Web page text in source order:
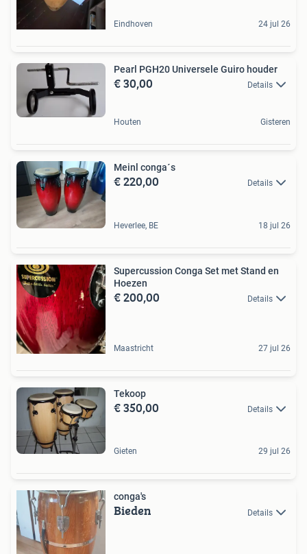
Eindhoven 24 jul 26
Pearl PGH20 Universele Guiro houder
€ 30,00 Details
Houten Gisteren
Meinl conga´s
€ 220,00 Details
Heverlee, BE 18 jul 26
Supercussion Conga Set met Stand en
Hoezen
€ 200,00 Details
Maastricht 27 jul 26
Tekoop
€ 350,00 Details
Gieten 29 jul 26
conga's
Bieden Details